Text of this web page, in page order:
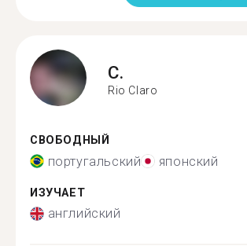
C.
Rio Claro
СВОБОДНЫЙ
португальский японский
ИЗУЧАЕТ
английский